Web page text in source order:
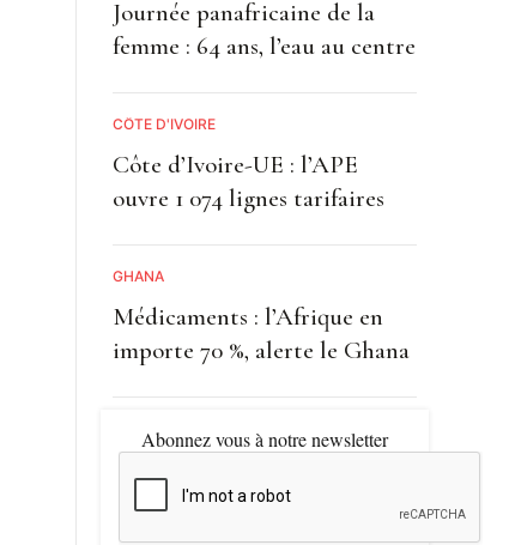
Journée panafricaine de la
femme : 64 ans, l’eau au centre
CÔTE D'IVOIRE
Côte d’Ivoire-UE : l’APE
ouvre 1 074 lignes tarifaires
GHANA
Médicaments : l’Afrique en
importe 70 %, alerte le Ghana
Abonnez vous à notre newsletter